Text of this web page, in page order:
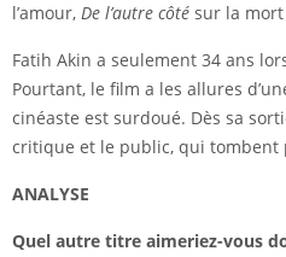
l’amour, De l’autre côté sur la
Fatih Akin a seulement 34 ans
Pourtant, le film a les allures
cinéaste est surdoué. Dès sa
critique et le public, qui tombent
ANALYSE
Quel autre titre aimeriez-vous